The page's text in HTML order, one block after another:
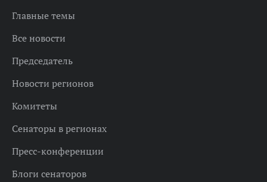
Главные темы
Все новости
Председатель
Новости регионов
Комитеты
Сенаторы в регионах
Пресс-конференции
Блоги сенаторов